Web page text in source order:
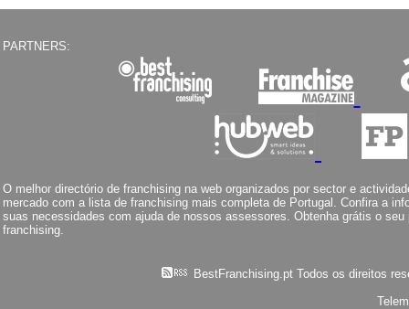
PARTNERS:
O melhor directório de franchising na web organizados por sector e
mercado com a lista de franchising mais completa de Portugal. Confira a
suas necessidades com ajuda de nossos assessores. Obtenha grátis o
franchising.
BestFranchising.pt Todos os direitos